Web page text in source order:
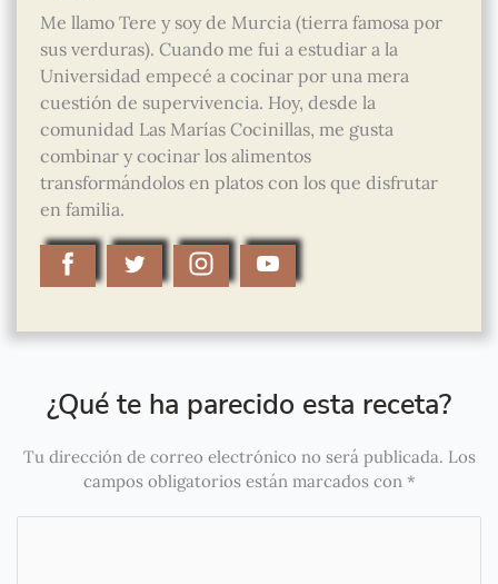
Me llamo Tere y soy de Murcia (tierra famosa por
sus verduras). Cuando me fui a estudiar a la
Universidad empecé a cocinar por una mera
cuestión de supervivencia. Hoy, desde la
comunidad Las Marías Cocinillas, me gusta
combinar y cocinar los alimentos
transformándolos en platos con los que disfrutar
en familia.
¿Qué te ha parecido esta receta?
Tu dirección de correo electrónico no será publicada. Los
campos obligatorios están marcados con *